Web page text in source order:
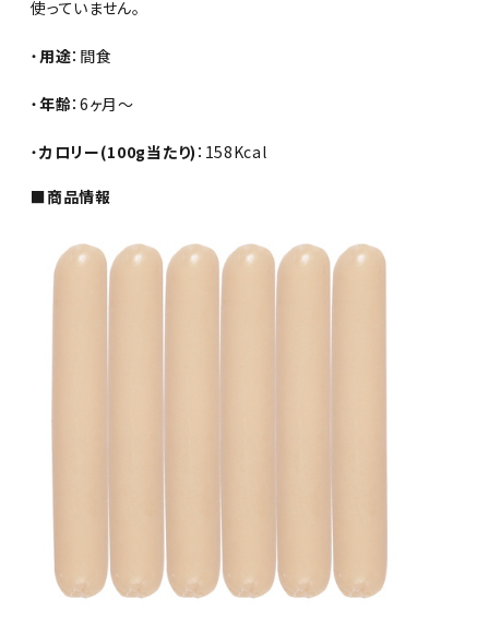
使っていません。
・ 用途：間食
・年齢：6ヶ月～
・カロリー(100g当たり) ：158Kcal
■商品情報